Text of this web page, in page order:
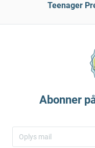
Teenager
Abonner